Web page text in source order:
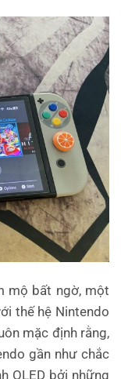
mộ bất ngờ, một
thế hệ Nintendo
mặc định rằng,
gần như chắc
OLED bởi những